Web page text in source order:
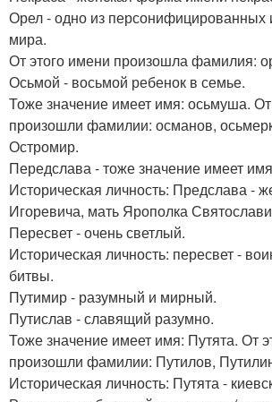
Орел - одно из персонифицированных
мира.
От этого имени произошла фамилия:
Осьмой - восьмой ребенок в семье.
Тоже значение имеет имя: осьмуша.
произошли фамилии: османов,
Остромир.
Передслава - тоже значение имеет
Историческая личность: Предслава -
Игоревича, мать Ярополка
Пересвет - очень светлый.
Историческая личность: пересвет -
битвы.
Путимир - разумный и мирный.
Путислав - славящий разумно.
Тоже значение имеет имя: Путята. От
произошли фамилии: Путилов,
Историческая личность: Путята -